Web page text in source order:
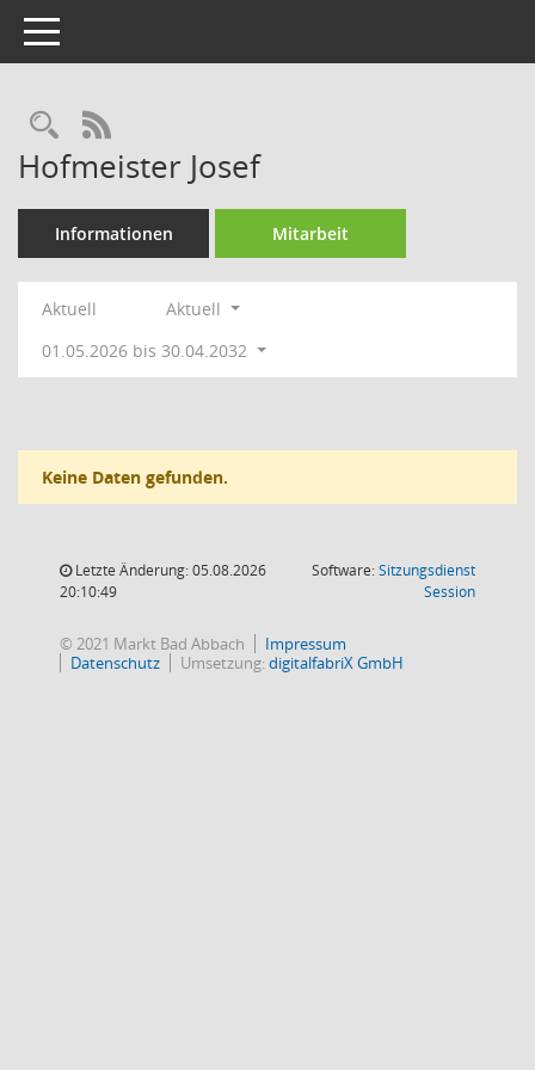
Toggle navigation
Rechercheauswahl
RSS-Feed
Hofmeister Josef
Informationen Mitarbeit
Aktuell
Aktuell
01.05.2026 bis 30.04.2032
Keine Daten gefunden.
Letzte Änderung: 05.08.2026
20:10:49
Software:Sitzungsdienst
Session(Wird in
© 2021 Markt Bad Abbach
Impressum
Datenschutz
Umsetzung:digitalfabriX GmbH